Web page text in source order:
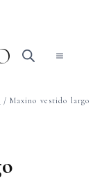
/ Maxino vestido largo